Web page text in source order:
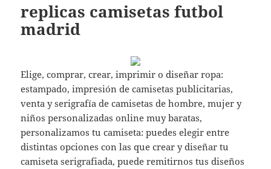
replicas camisetas futbol
madrid
Elige, comprar, crear, imprimir o diseñar ropa:
estampado, impresión de camisetas publicitarias,
venta y serigrafía de camisetas de hombre, mujer y
niños personalizadas online muy baratas,
personalizamos tu camiseta: puedes elegir entre
distintas opciones con las que crear y diseñar tu
camiseta serigrafiada, puede remitirnos tus diseños